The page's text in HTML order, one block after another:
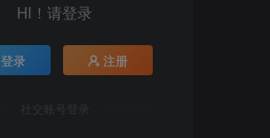
HI！请登录
登录 注册
社交账号登录